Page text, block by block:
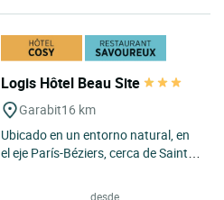
Logis Hôtel Beau Site
Garabit16 km
Ubicado en un entorno natural, en
el eje París-Béziers, cerca de Saint-
desde